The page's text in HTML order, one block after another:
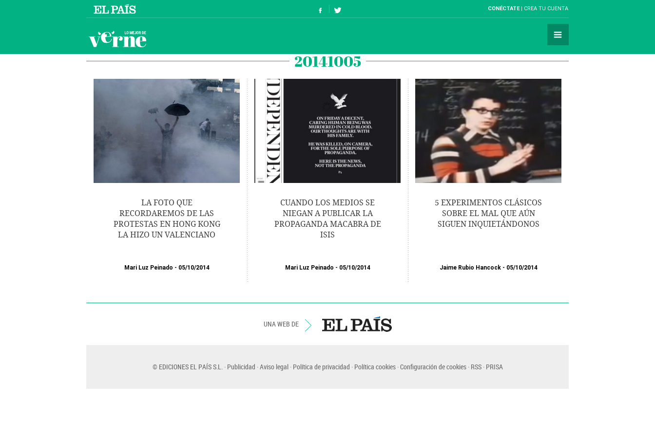
CONÉCTATE CREA TU CUENTA
20141005
LA FOTO QUE
RECORDAREMOS DE LAS
PROTESTAS EN HONG KONG
LA HIZO UN VALENCIANO
Mari Luz Peinado 05/10/2014
CUANDO LOS MEDIOS SE
NIEGAN A PUBLICAR LA
PROPAGANDA MACABRA DE
ISIS
Mari Luz Peinado 05/10/2014
5 EXPERIMENTOS CLÁSICOS
SOBRE EL MAL QUE AÚN
SIGUEN INQUIETÁNDONOS
Jaime Rubio Hancock 05/10/2014
UNA WEB DE
© EDICIONES EL PAÍS S.L. Publicidad Aviso legal Política de privacidad Política cookies Configuración de cookies RSS PRISA